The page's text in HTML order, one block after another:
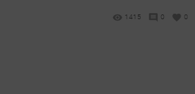
1415 0 0